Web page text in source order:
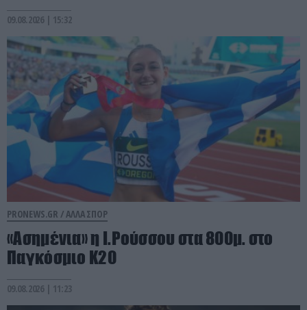
09.08.2026 | 15:32
PRONEWS.GR /ΑΛΛΑ ΣΠΟΡ
«Ασημένια» η Ι.Ρούσσου στα 800μ. στο
Παγκόσμιο Κ20
09.08.2026 | 11:23